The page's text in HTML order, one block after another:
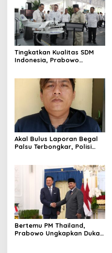
Tingkatkan Kualitas SDM
Indonesia, Prabowo
Terbaik Dunia
Akal Bulus Laporan Begal
Palsu Terbongkar, Polisi
Bertemu PM Thailand,
Prabowo Ungkapkan Duka